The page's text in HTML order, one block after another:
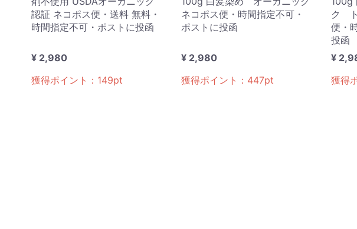
認証 ネコポス便・送料 無料・
時間指定不可・ポストに投函
¥ 2,980
獲得ポイント： 149pt
ネコポス便・時間指定不可・
ポストに投函
¥ 2,980
獲得ポイント： 447pt
ク
便・
投函
¥
獲得